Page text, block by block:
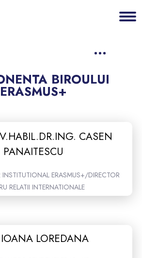
BIROULUI
ERASMUS+
CASEN
PANAITESCU
ERASMUS+/DIRECTOR
RELATII INTERNATIONALE
IOANA LOREDANA